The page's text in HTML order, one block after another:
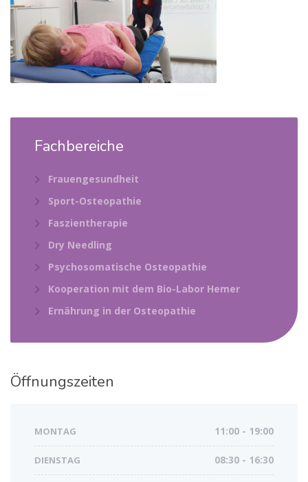
Fachbereiche
Frauengesundheit
Sport-Osteopathie
Faszientherapie
Dry Needling
Psychosomatische Osteopathie
Kooperation mit dem Bio-Labor Hemer
Ernährung in der Osteopathie
Öffnungszeiten
MONTAG 11:00 - 19:00
DIENSTAG 08:30 - 16:30